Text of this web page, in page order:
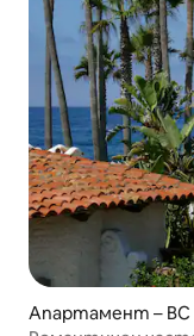
Апартамент – BC